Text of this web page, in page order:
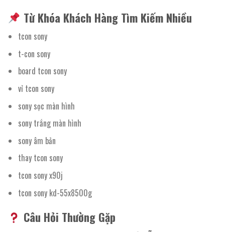
Từ Khóa Khách Hàng Tìm Kiếm Nhiều
tcon sony
t-con sony
board tcon sony
vỉ tcon sony
sony sọc màn hình
sony trắng màn hình
sony âm bản
thay tcon sony
tcon sony x90j
tcon sony kd-55x8500g
Câu Hỏi Thường Gặp